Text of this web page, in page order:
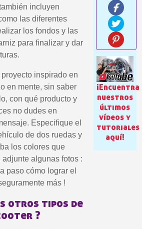
Suscríbete al
Entrega en un
Paga en 4 plazos sin
Obtenga su presupuesto
Devuelve los
incluyen
las diferentes
los fondos y las
para finalizar y dar
inspirado en
en mente, sin saber
con qué producto y
no dudes en
Especifique el
de dos ruedas y
los colores que
algunas fotos :
paso cómo lograr el
más !
otros tipos de
?
¡Encuentra
nuestros
últimos
vídeos y
tutoriales
aquí!